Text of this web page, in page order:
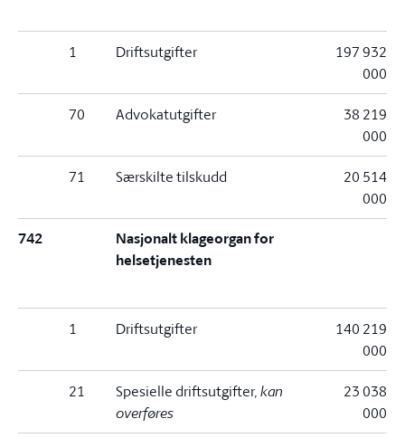
1 Driftsutgifter
197 932
000
70 Advokatutgifter
38 219
000
71 Særskilte tilskudd
20 514
000
742
Nasjonalt klageorgan for
helsetjenesten
1 Driftsutgifter
140 219
000
21 Spesielle driftsutgifter, kan
overføres
23 038
000